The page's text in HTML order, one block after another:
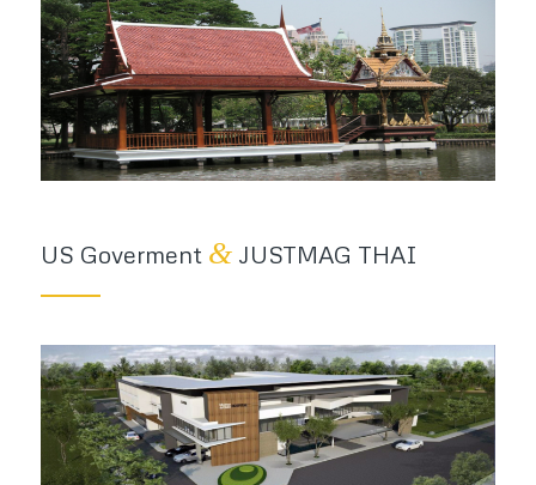
US Goverment &JUSTMAG THAI